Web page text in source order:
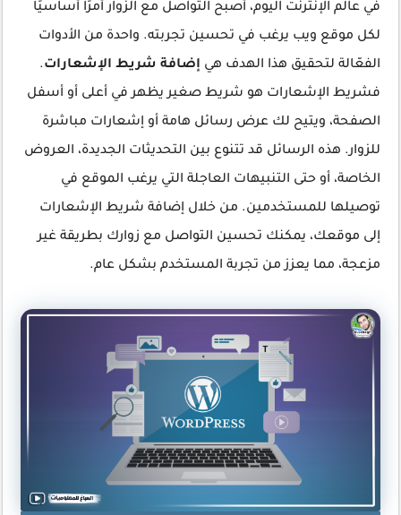
في عالم الإنترنت اليوم، أصبح التواصل مع الزوار أمرًا أساسيًا
لكل موقع ويب يرغب في تحسين تجربته. واحدة من الأدوات
الفعّالة لتحقيق هذا الهدف هي إضافة شريط الإشعارات.
فشريط الإشعارات هو شريط صغير يظهر في أعلى أو أسفل
الصفحة، ويتيح لك عرض رسائل هامة أو إشعارات مباشرة
للزوار. هذه الرسائل قد تتنوع بين التحديثات الجديدة، العروض
الخاصة، أو حتى التنبيهات العاجلة التي يرغب الموقع في
توصيلها للمستخدمين. من خلال إضافة شريط الإشعارات
إلى موقعك، يمكنك تحسين التواصل مع زوارك بطريقة غير
مزعجة، مما يعزز من تجربة المستخدم بشكل عام.